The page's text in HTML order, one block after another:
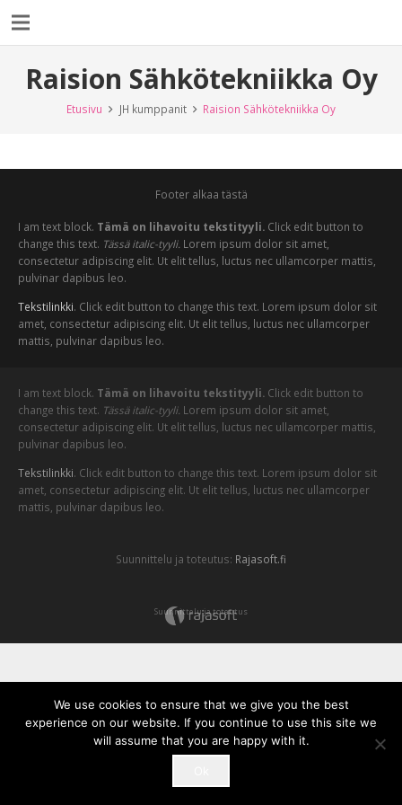
Raision Sähkötekniikka Oy
Etusivu JH kumppanit Raision Sähkötekniikka Oy
Footer alkaa tästä
I am text block. Tämä on lihavoitu tekstityyli.Click edit button to
change this text. Tässä italic-tyyli. Lorem ipsum dolor sit amet,
consectetur adipiscing elit. Ut elit tellus, luctus nec ullamcorper mattis,
pulvinar dapibus leo.
Tekstilinkki. Click edit button to change this text. Lorem ipsum dolor sit
amet, consectetur adipiscing elit. Ut elit tellus, luctus nec ullamcorper
mattis, pulvinar dapibus leo.
I am text block. Tämä on lihavoitu tekstityyli. Click edit button to
change this text. Tässä italic-tyyli. Lorem ipsum dolor sit amet,
consectetur adipiscing elit. Ut elit tellus, luctus nec ullamcorper mattis,
pulvinar dapibus leo.
Tekstilinkki. Click edit button to change this text. Lorem ipsum dolor sit
amet, consectetur adipiscing elit. Ut elit tellus, luctus nec ullamcorper
mattis, pulvinar dapibus leo.
Suunnittelu ja toteutus: Rajasoft.fi
Suunnittelu ja toteutus
We use cookies to ensure that we give you the best
experience on our website. If you continue to use this site we
will assume that you are happy with it.